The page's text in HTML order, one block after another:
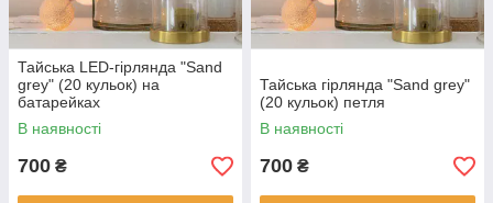
Тайська LED-гірлянда "Sand
grey" (20 кульок) на
батарейках
В наявності
700 ₴
Тайська гірлянда "Sand grey"
(20 кульок) петля
В наявності
700 ₴